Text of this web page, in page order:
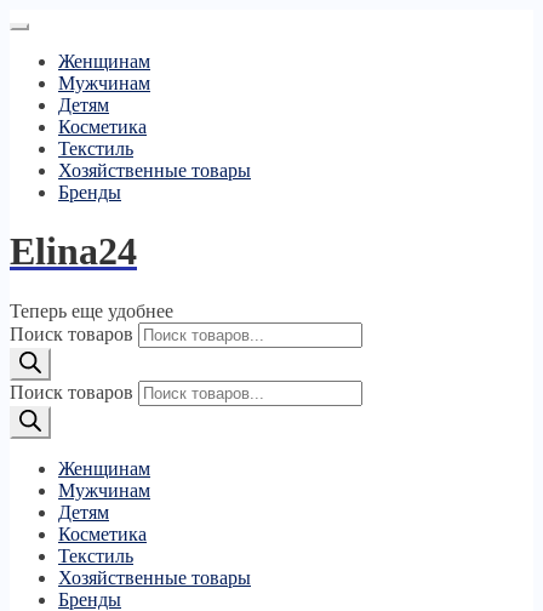
Женщинам
Мужчинам
Детям
Косметика
Текстиль
Хозяйственные товары
Бренды
Elina24
Теперь еще удобнее
Поиск товаров
Поиск товаров
Женщинам
Мужчинам
Детям
Косметика
Текстиль
Хозяйственные товары
Бренды